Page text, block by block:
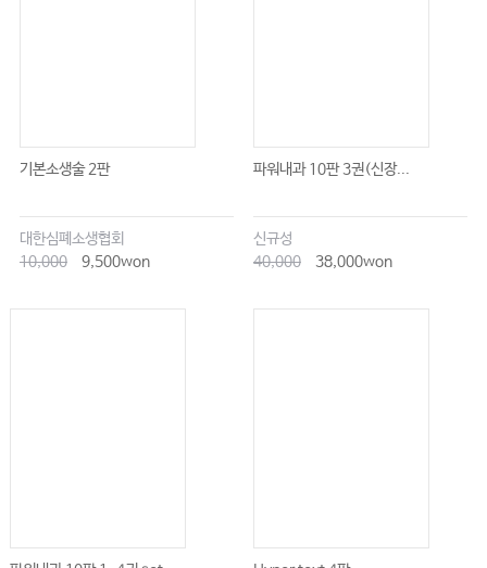
기본소생술 2판
대한심폐소생협회
10,000
9,500won
파워내과 10판 3권(신장...
신규성
40,000
38,000won